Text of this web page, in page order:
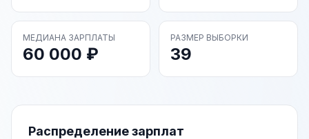
МЕДИАНА ЗАРПЛАТЫ
60 000 ₽
РАЗМЕР ВЫБОРКИ
39
Распределение зарплат